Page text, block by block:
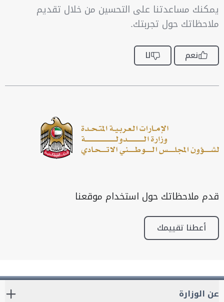
يمكنك مساعدتنا على التحسين من خلال تقديم
ملاحظاتك حول تجربتك.
نعم لا
قدم ملاحظاتك حول استخدام موقعنا
أعطنا تقييمك
عن الوزارة